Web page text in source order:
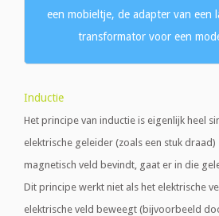
een mobieltje, de adapter van een
transformator voor een
Inductie
Het principe van inductie is eigenlijk heel
elektrische geleider (zoals een stuk draad)
magnetisch veld bevindt, gaat er in die
Dit principe werkt niet als het elektrische
elektrische veld beweegt (bijvoorbeeld